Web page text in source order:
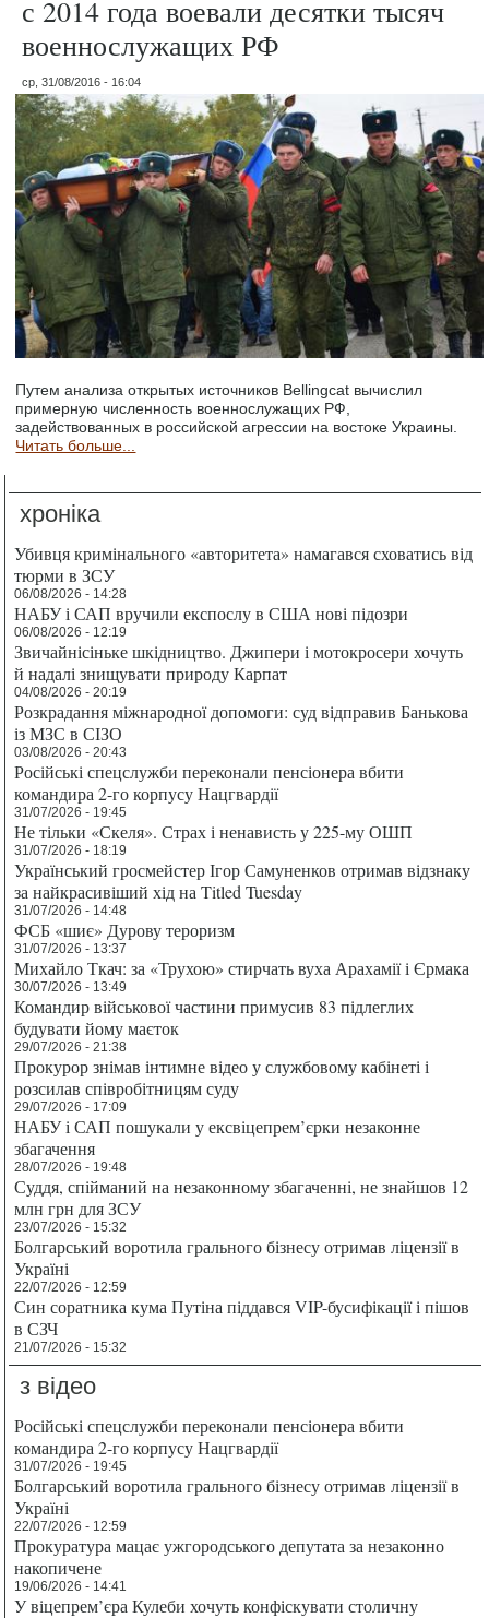
с 2014 года воевали десятки тысяч
военнослужащих РФ
ср, 31/08/2016 - 16:04
Путем анализа открытых источников Bellingcat вычислил
примерную численность военнослужащих РФ,
задействованных в российской агрессии на востоке Украины.
Читать больше...
хроніка
Убивця кримінального «авторитета» намагався сховатись від
тюрми в ЗСУ
06/08/2026 - 14:28
НАБУ і САП вручили експослу в США нові підозри
06/08/2026 - 12:19
Звичайнісіньке шкідництво. Джипери і мотокросери хочуть
й надалі знищувати природу Карпат
04/08/2026 - 20:19
Розкрадання міжнародної допомоги: суд відправив Банькова
із МЗС в СІЗО
03/08/2026 - 20:43
Російські спецслужби переконали пенсіонера вбити
командира 2-го корпусу Нацгвардії
31/07/2026 - 19:45
Не тільки «Скеля». Страх і ненависть у 225-му ОШП
31/07/2026 - 18:19
Український гросмейстер Ігор Самуненков отримав відзнаку
за найкрасивіший хід на Titled Tuesday
31/07/2026 - 14:48
ФСБ «шиє» Дурову тероризм
31/07/2026 - 13:37
Михайло Ткач: за «Трухою» стирчать вуха Арахамії і Єрмака
30/07/2026 - 13:49
Командир військової частини примусив 83 підлеглих
будувати йому маєток
29/07/2026 - 21:38
Прокурор знімав інтимне відео у службовому кабінеті і
розсилав співробітницям суду
29/07/2026 - 17:09
НАБУ і САП пошукали у ексвіцепрем’єрки незаконне
збагачення
28/07/2026 - 19:48
Суддя, спійманий на незаконному збагаченні, не знайшов 12
млн грн для ЗСУ
23/07/2026 - 15:32
Болгарський воротила грального бізнесу отримав ліцензії в
Україні
22/07/2026 - 12:59
Син соратника кума Путіна піддався VIP-бусифікації і пішов
в СЗЧ
21/07/2026 - 15:32
з відео
Російські спецслужби переконали пенсіонера вбити
командира 2-го корпусу Нацгвардії
31/07/2026 - 19:45
Болгарський воротила грального бізнесу отримав ліцензії в
Україні
22/07/2026 - 12:59
Прокуратура мацає ужгородського депутата за незаконно
накопичене
19/06/2026 - 14:41
У віцепрем’єра Кулеби хочуть конфіскувати столичну